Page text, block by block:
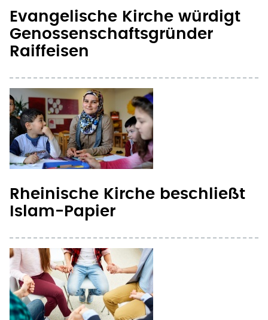
Evangelische Kirche würdigt
Genossenschaftsgründer
Raiffeisen
Rheinische Kirche beschließt
Islam-Papier